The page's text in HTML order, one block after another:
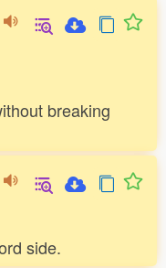
breaking
side.